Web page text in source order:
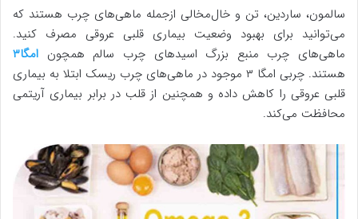
سالمون، ساردین، تن و خال‌مخالی ازجمله ماهی‌های چرب هستند که
می‌توانید برای بهبود وضعیت بیماری قلبی عروقی مصرف کنید.
ماهی‌های چرب منبع بزرگ اسیدهای چرب سالم همچون امگا۳
هستند. چربی امگا ۳ موجود در ماهی‌های چرب ریسک ابتلا به بیماری
قلبی عروقی را کاهش داده و همچنین از قلب در برابر بیماری آریتمی
محافظت می‌کند.